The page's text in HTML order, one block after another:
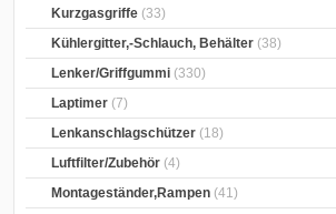
Kurzgasgriffe (33)
Kühlergitter,-Schlauch, Behälter (38)
Lenker/Griffgummi (330)
Laptimer (7)
Lenkanschlagschützer (18)
Luftfilter/Zubehör (4)
Montageständer,Rampen (41)